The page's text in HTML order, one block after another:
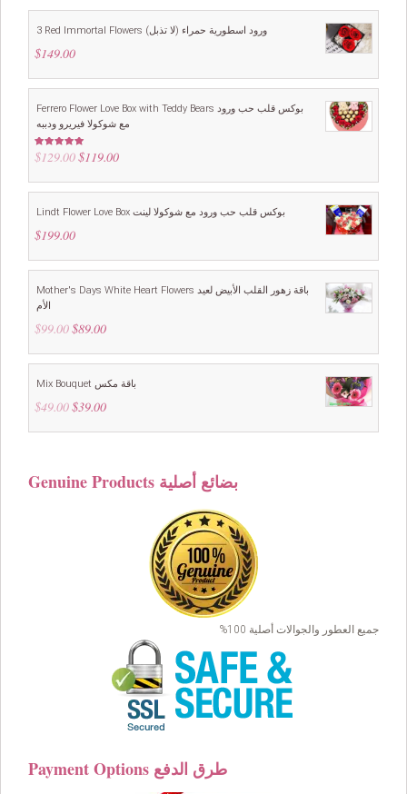
3 Red Immortal Flowers ورود اسطورية حمراء (لا تذبل)
$149.00
Ferrero Flower Love Box with Teddy Bears بوكس قلب حب ورود
مع شوكولا فيريرو ودببه
Rated 5.00
out of 5
$129.00 Original
was:
$119.00Current
is:
Lindt Flower Love Box بوكس قلب حب ورود مع شوكولا لينت
$199.00
Mother's Days White Heart Flowers باقة زهور القلب الأبيض لعيد
الأم
$99.00 Original
was:
$89.00Current
is:
Mix Bouquet باقة مكس
$49.00 Original
was:
$39.00Current
is:
Genuine Products بضائع أصلية
جميع العطور والجوالات أصلية 100%
Payment Options طرق الدفع